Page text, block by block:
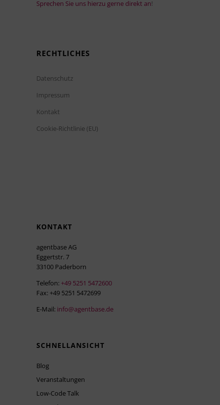
Sprechen Sie uns hierzu gerne direkt an!
RECHTLICHES
Datenschutz
Impressum
Kontakt
Cookie-Richtlinie (EU)
KONTAKT
agentbase AG
Eggertstr. 7
33100 Paderborn
Telefon: +49 5251 5472600
Fax: +49 5251 5472699
E-Mail: info@agentbase.de
SCHNELLANSICHT
Blog
Veranstaltungen
Low-Code Talk